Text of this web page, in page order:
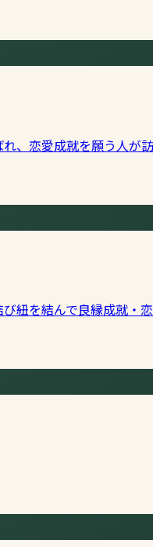
、恋愛成就を願う人が
紐を結んで良縁成就・